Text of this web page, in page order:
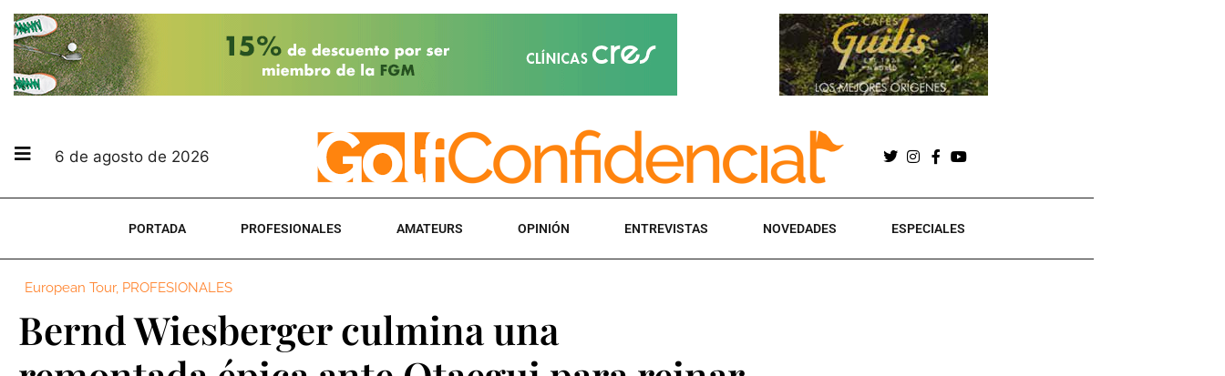
6 de agosto de 2026
PORTADA PROFESIONALES AMATEURS OPINIÓN ENTREVISTAS NOVEDADES ESPECIALES
European Tour, PROFESIONALES
Bernd Wiesberger culmina una